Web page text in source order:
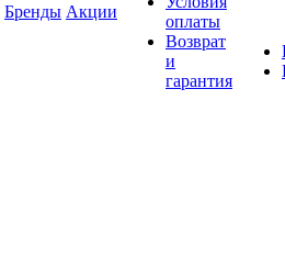
Бренды Акции
оплаты
Возврат
и
гарантия